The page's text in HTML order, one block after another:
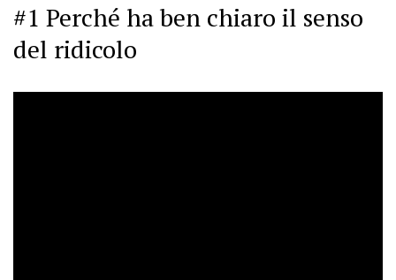
#1 Perché ha ben chiaro il senso
del ridicolo